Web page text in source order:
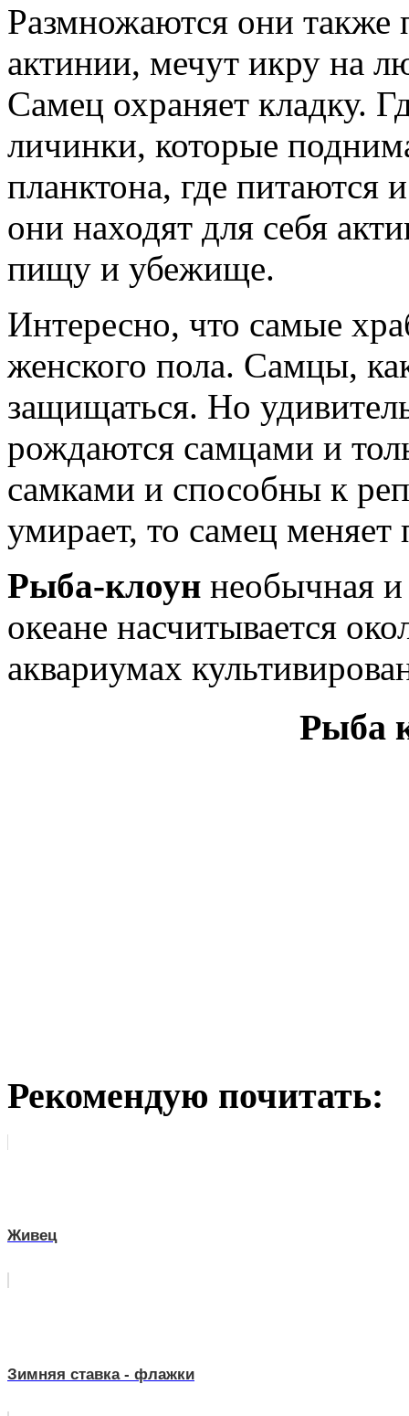
Размножаются они
актинии, мечут икру на
Самец охраняет кладку.
личинки, которые
планктона, где питаются
они находят для себя
пищу и убежище.
Интересно, что самые
женского пола. Самцы,
защищаться. Но
рождаются самцами и
самками и способны к
умирает, то самец меняет
Рыба-клоун необычная
океане насчитывается
аквариумах
Рыба
Рекомендую почитать:
Живец
Зимняя ставка - флажки